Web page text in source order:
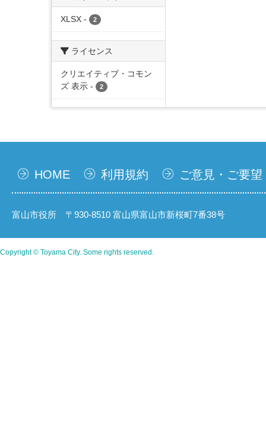
XLSX - 2
ライセンス
クリエイティブ・コモン
ズ 表示 - 2
HOME 利用規約 ご意見・ご要望
富山市役所 〒930-8510 富山県富山市新桜町7番38号
Copyright © Toyama City. Some rights reserved.